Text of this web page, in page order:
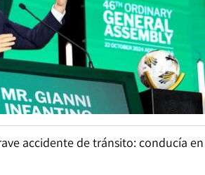
accidente de tránsito: conducía en